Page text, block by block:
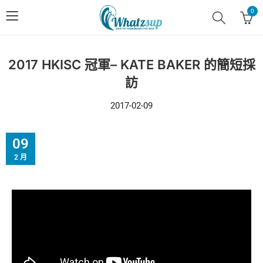
0
2017 HKISC 冠軍– KATE BAKER 的簡短採
訪
2017-02-09
09
2 月